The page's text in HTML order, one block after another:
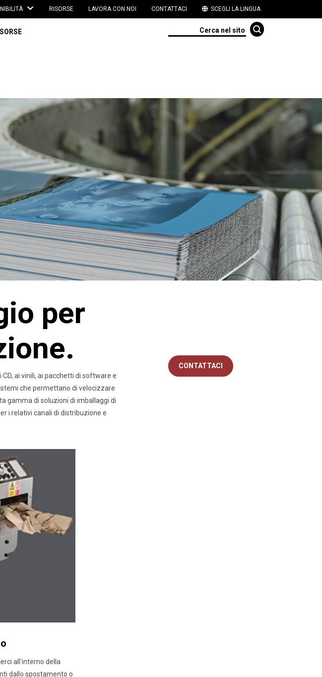
RISORSE LAVORA CON NOI CONTATTACI SCEGLI LA LINGUA
per
ai vinili, ai pacchetti di software e
che permettano di velocizzare
gamma di soluzioni di imballaggi di
i relativi canali di distribuzione e
CONTATTACI
all'interno della
dallo spostamento o